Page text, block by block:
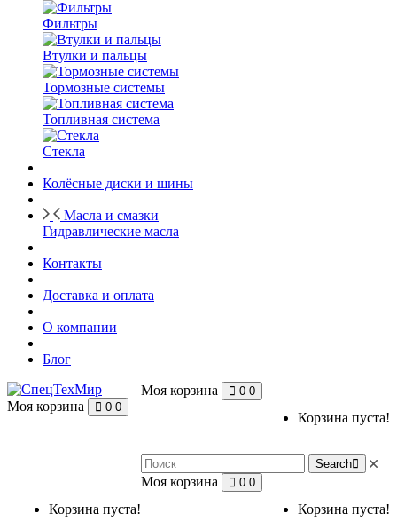
Фильтры
Втулки и пальцы
Тормозные системы
Топливная система
Стекла
Колёсные диски и шины
Масла и смазки
Гидравлические масла
Контакты
Доставка и оплата
О компании
Блог
Моя корзина 0 0
Корзина пуста!
Search
Моя корзина 0 0
Корзина пуста!
Моя корзина 0 0
Корзина пуста!